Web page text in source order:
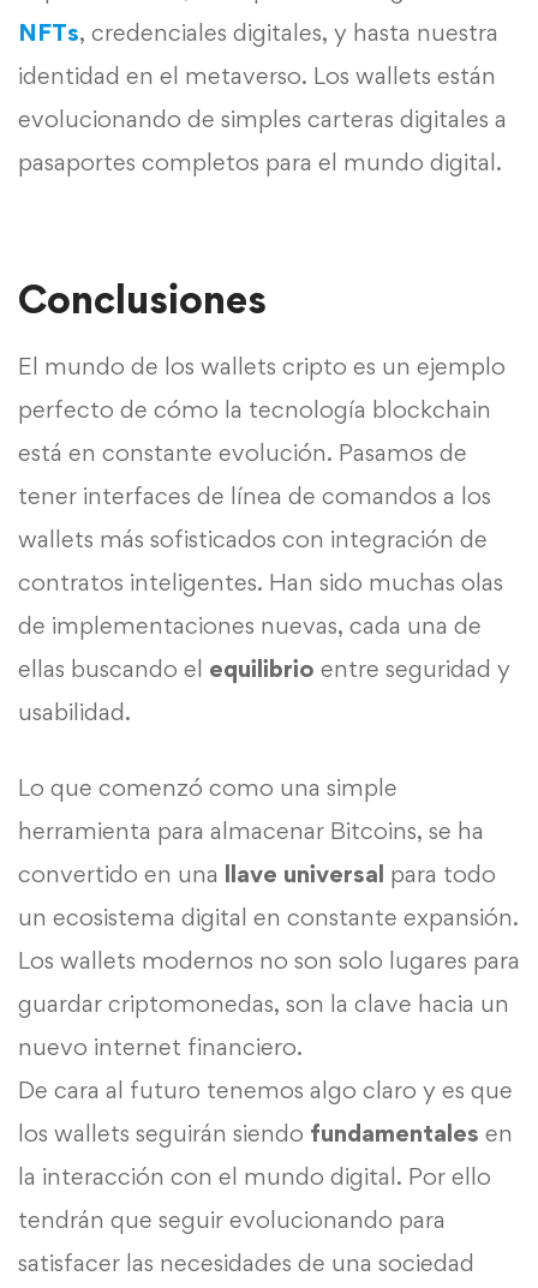
NFTs, credenciales digitales, y hasta nuestra
identidad en el metaverso. Los wallets están
evolucionando de simples carteras digitales a
pasaportes completos para el mundo digital.
Conclusiones
El mundo de los wallets cripto es un ejemplo
perfecto de cómo la tecnología blockchain
está en constante evolución. Pasamos de
tener interfaces de línea de comandos a los
wallets más sofisticados con integración de
contratos inteligentes. Han sido muchas olas
de implementaciones nuevas, cada una de
ellas buscando el equilibrio entre seguridad y
usabilidad.
Lo que comenzó como una simple
herramienta para almacenar Bitcoins, se ha
convertido en una llave universal para todo
un ecosistema digital en constante expansión.
Los wallets modernos no son solo lugares para
guardar criptomonedas, son la clave hacia un
nuevo internet financiero.
De cara al futuro tenemos algo claro y es que
los wallets seguirán siendo fundamentales en
la interacción con el mundo digital. Por ello
tendrán que seguir evolucionando para
satisfacer las necesidades de una sociedad